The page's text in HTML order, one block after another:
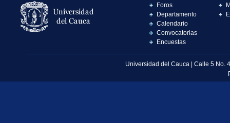
Foros
Departamento
Calendario
Convocatorias
Encuestas
Universidad del Cauca | Calle 5 No.